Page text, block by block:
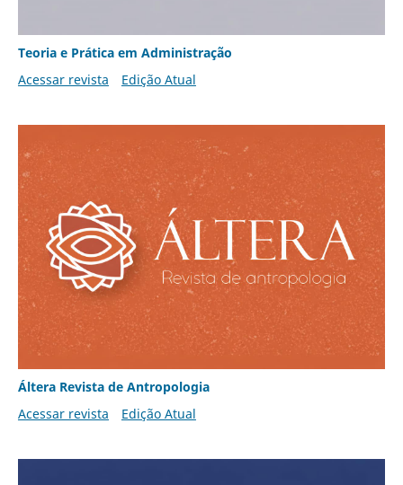
Teoria e Prática em Administração
Acessar revista
Edição Atual
Áltera Revista de Antropologia
Acessar revista
Edição Atual